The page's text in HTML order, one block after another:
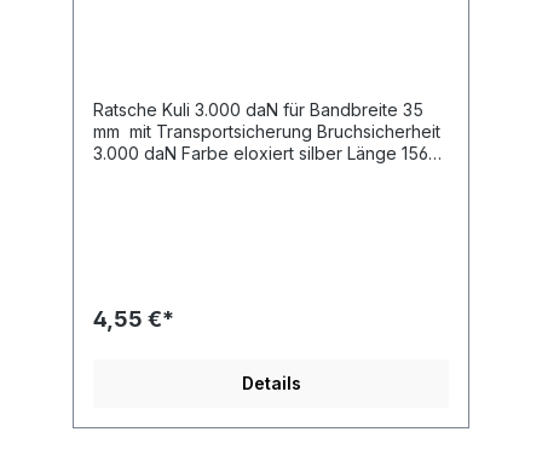
Ratsche Kuli 3.000 daN für Bandbreite 35
mm mit Transportsicherung Bruchsicherheit
3.000 daN Farbe eloxiert silber Länge 156
4,55 €*
Details